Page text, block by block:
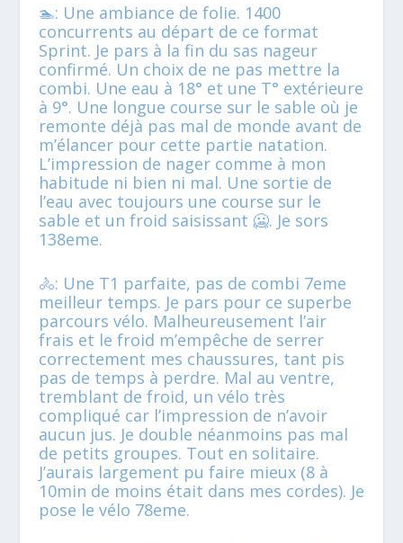
🏊: Une ambiance de folie. 1400
concurrents au départ de ce format
Sprint. Je pars à la fin du sas nageur
confirmé. Un choix de ne pas mettre la
combi. Une eau à 18° et une T° extérieure
à 9°. Une longue course sur le sable où je
remonte déjà pas mal de monde avant de
m’élancer pour cette partie natation.
L’impression de nager comme à mon
habitude ni bien ni mal. Une sortie de
l’eau avec toujours une course sur le
sable et un froid saisissant 🥶. Je sors
138eme.
🚴: Une T1 parfaite, pas de combi 7eme
meilleur temps. Je pars pour ce superbe
parcours vélo. Malheureusement l’air
frais et le froid m’empêche de serrer
correctement mes chaussures, tant pis
pas de temps à perdre. Mal au ventre,
tremblant de froid, un vélo très
compliqué car l’impression de n’avoir
aucun jus. Je double néanmoins pas mal
de petits groupes. Tout en solitaire.
J’aurais largement pu faire mieux (8 à
10min de moins était dans mes cordes). Je
pose le vélo 78eme.